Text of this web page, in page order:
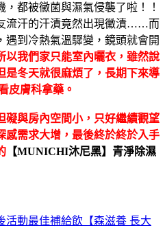
都被黴菌與濕氣侵襲了啦！！
流汗的汗漬竟然出現黴漬……而
遇到冷熱氣溫驟變，鏡頭就會開
以我們家只能室內曬衣，雖然說
是冬天就很麻煩了，長期下來導
皮膚科拿藥。
礙與房內空間小，只好繼續觀望
感需求大增，最後終於終於入手
【MUNICHI沐尼黑】青淨除濕
活動最佳補給飲【森滋養 長大